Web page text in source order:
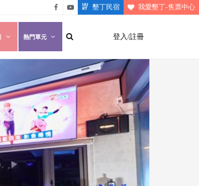
悠遊
墾丁
粉絲
墾丁
墾丁民宿 我愛墾丁-售票中心
登入/註冊
熱門單元